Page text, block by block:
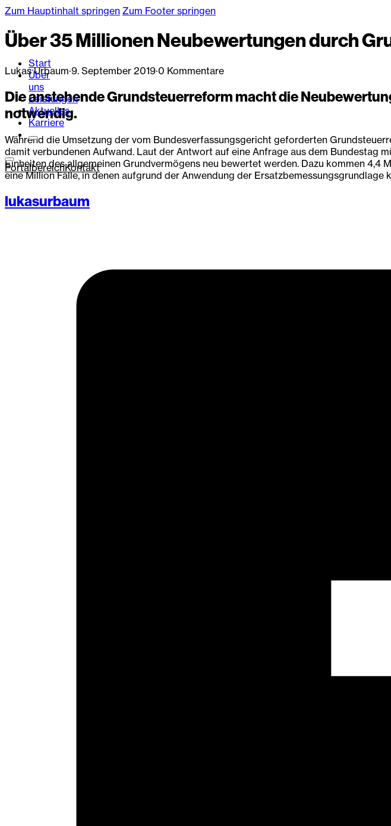
Zum Hauptinhalt springen Zum Footer springen
Start
Über
uns
Leistungen
Aktuelles
Karriere
PortalbereichKontakt
Über 35 Millionen Neubewertungen durch
Lukas Urbaum·9. September 2019·0 Kommentare
Die anstehende Grundsteuerreform macht die
notwendig.
Während die Umsetzung der vom Bundesverfassungsgericht geforderten
damit verbundenen Aufwand. Laut der Antwort auf eine Anfrage aus dem Bundestag
Einheiten des allgemeinen Grundvermögens neu bewertet werden. Dazu kommen
eine Million Fälle, in denen aufgrund der Anwendung der Ersatzbemessungsgrundlage
lukasurbaum